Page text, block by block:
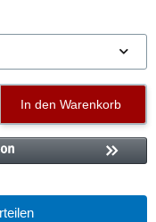
In den Warenkorb